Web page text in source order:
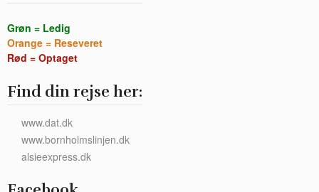
Grøn = Ledig
Orange = Reseveret
Rød = Optaget
Find din rejse her:
www.dat.dk
www.bornholmslinjen.dk
alsieexpress.dk